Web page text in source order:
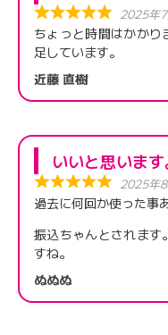
2025年
ちょっと時間はかか
足しています。
近藤 直樹
いいと思います
2025年
過去に何回か使った事
振込ちゃんとされます
すね。
ぬぬぬ